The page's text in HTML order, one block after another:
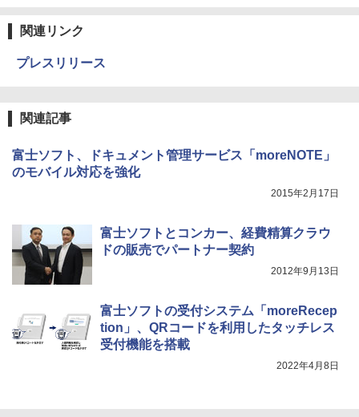
関連リンク
プレスリリース
関連記事
富士ソフト、ドキュメント管理サービス「moreNOTE」
のモバイル対応を強化
2015年2月17日
富士ソフトとコンカー、経費精算クラウ
ドの販売でパートナー契約
2012年9月13日
富士ソフトの受付システム「moreRecep
tion」、QRコードを利用したタッチレス
受付機能を搭載
2022年4月8日